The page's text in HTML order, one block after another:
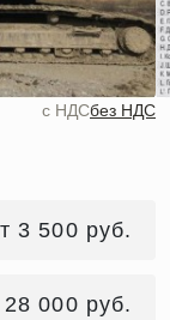
c НДСбез НДС
3 500 руб.
28 000 руб.